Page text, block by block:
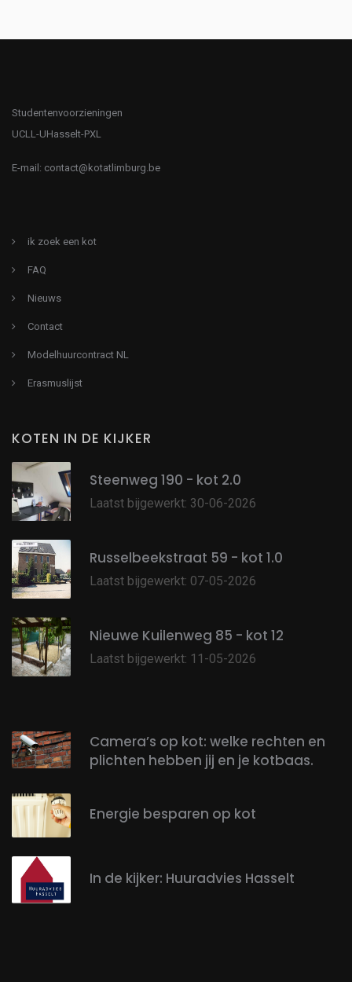
Studentenvoorzieningen
UCLL-UHasselt-PXL
E-mail: contact@kotatlimburg.be
ik zoek een kot
FAQ
Nieuws
Contact
Modelhuurcontract NL
Erasmuslijst
KOTEN IN DE KIJKER
Steenweg 190 - kot 2.0
Laatst bijgewerkt: 30-06-2026
Russelbeekstraat 59 - kot 1.0
Laatst bijgewerkt: 07-05-2026
Nieuwe Kuilenweg 85 - kot 12
Laatst bijgewerkt: 11-05-2026
Camera’s op kot: welke rechten en
plichten hebben jij en je kotbaas.
Energie besparen op kot
In de kijker: Huuradvies Hasselt